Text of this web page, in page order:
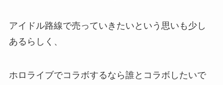
アイドル路線で売っていきたいという思いも少し
あるらしく、
ホロライブでコラボするなら誰とコラボしたいで